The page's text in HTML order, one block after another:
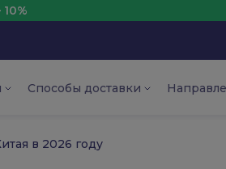
Способы доставки
в 2026 году